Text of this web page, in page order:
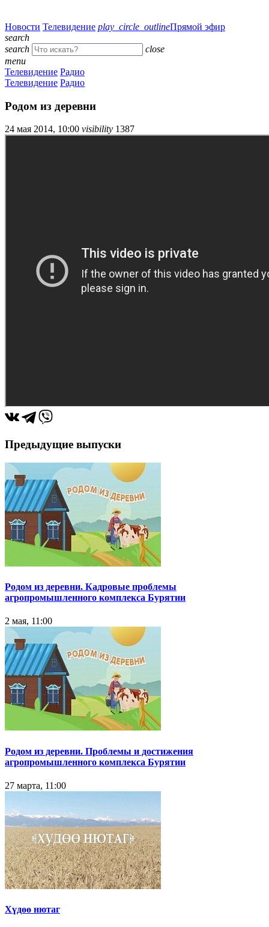
Новости Телевидение play_circle_outlineПрямой эфир
search
search
close
menu
Телевидение Радио
Телевидение Радио
Родом из деревни
24 мая 2014, 10:00 visibility 1387
Предыдущие выпуски
Родом из деревни. Кадровые проблемы
агропромышленного комплекса Бурятии
2 мая, 11:00
Родом из деревни. Проблемы и достижения
агропромышленного комплекса Бурятии
27 марта, 11:00
Хүдөө нютаг